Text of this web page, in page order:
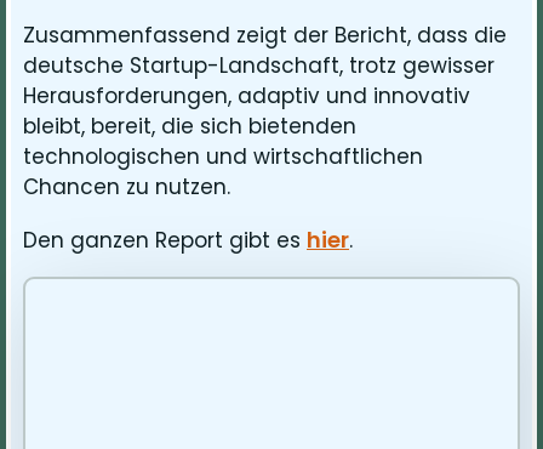
Zusammenfassend zeigt der Bericht, dass die
deutsche Startup-Landschaft, trotz gewisser
Herausforderungen, adaptiv und innovativ
bleibt, bereit, die sich bietenden
technologischen und wirtschaftlichen
Chancen zu nutzen.
Den ganzen Report gibt es hier.